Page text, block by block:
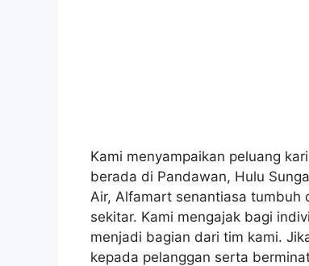
Kami menyampaikan peluang
berada di Pandawan, Hulu
Air, Alfamart senantiasa tumbuh
sekitar. Kami mengajak bagi
menjadi bagian dari tim kami.
kepada pelanggan serta